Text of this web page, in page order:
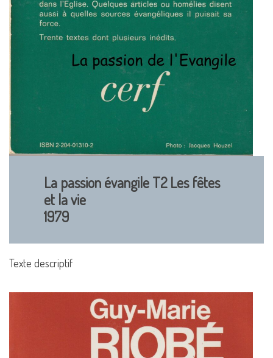
La passion évangile T2 Les fêtes
et la vie
1979
Texte descriptif